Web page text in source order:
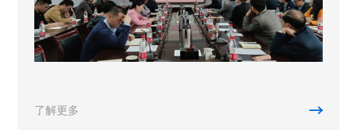
了解更多 